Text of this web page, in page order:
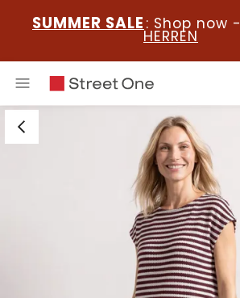
SUMMER SALE : Shop now -
HERREN